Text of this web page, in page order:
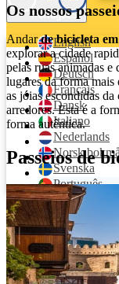
Português
English
Español
Deutsch
Français
Dansk
Italiano
Nederlands
Norsk
Svenska
Português
Os nossos
Andarde bicicleta
explorar a cidade
pelas ruas animadas
lugares da forma
as jóias escondidas
arredores. Esta é a
forma autêntica.
Passeios de